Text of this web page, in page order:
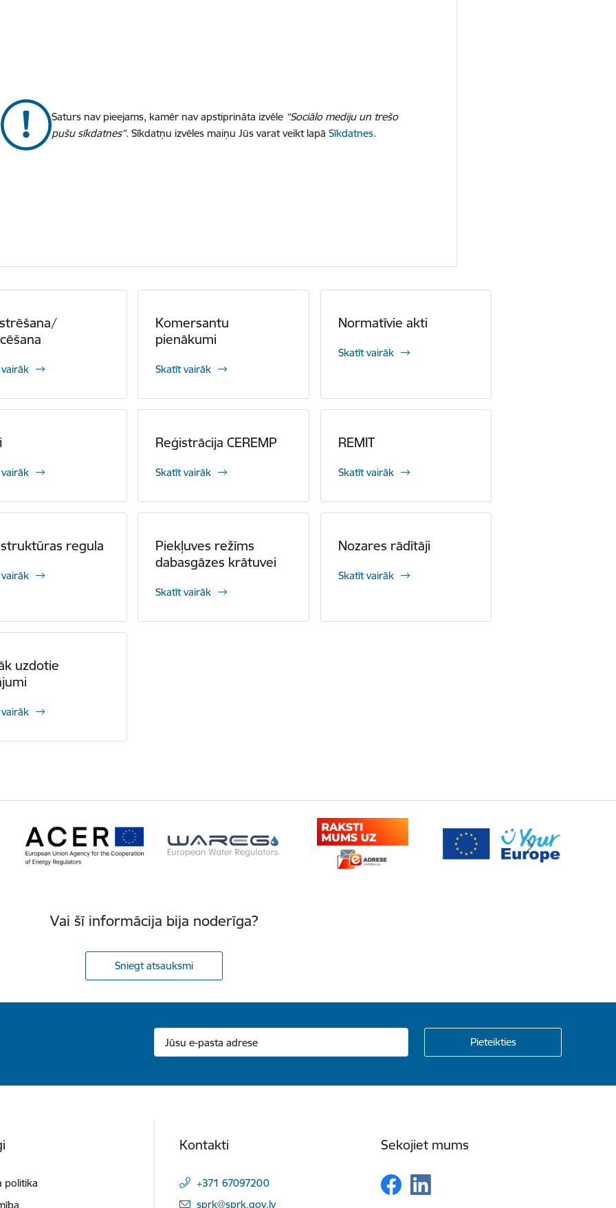
Saturs nav pieejams, kamēr nav apstiprināta izvēle “Sociālo mediju un trešo
pušu sīkdatnes”. Sīkdatņu izvēles maiņu Jūs varat veikt lapāSīkdatnes.
Komersantu
pienākumi
Skatīt vairāk
Normatīvie akti
Skatīt vairāk
Reģistrācija CEREMP
Skatīt vairāk
REMIT
Skatīt vairāk
regula
Piekļuves režīms
dabasgāzes krātuvei
Skatīt vairāk
Nozares rādītāji
Skatīt vairāk
uzdotie
Vai šī informācija bija noderīga?
Sniegt atsauksmi
politika
Kontakti
+371 67097200
E-pasts:
sprk@sprk.gov.lv
Sekojiet mums